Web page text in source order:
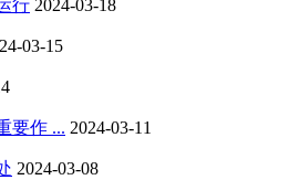
行 2024-03-18
03-15
要作 ... 2024-03-11
2024-03-08